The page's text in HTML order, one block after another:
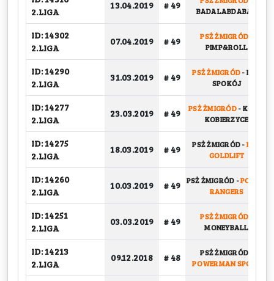
2.LIGA
13.04.2019 # 49
BADALABDABAD
ID: 14302
2.LIGA
07.04.2019 # 49 PSŻ ŻMIGRÓD
PIMP&ROLL
ID: 14290
2.LIGA
31.03.2019 # 49 PSŻ ŻMIGRÓD-DAJ
SPOKÓJ
ID: 14277
2.LIGA
23.03.2019 # 49 PSŻ ŻMIGRÓD-KOSIR
KOBIERZYCE
ID: 14275
2.LIGA
18.03.2019 # 49 PSŻ ŻMIGRÓD-NBK
GOLDLIFT
ID: 14260
2.LIGA
10.03.2019 # 49 PSŻ ŻMIGRÓD -POWER
RANGERS
ID: 14251
2.LIGA
03.03.2019 # 49 PSŻ ŻMIGRÓD
MONEYBALL
ID: 14213
2.LIGA
09.12.2018 # 48 PSŻ ŻMIGRÓD
POWERMAN SPORT